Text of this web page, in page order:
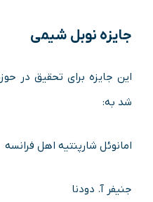
جایزه نوبل شیمی
این جایزه برای تحقیق در
شد به:
امانوئل شارپنتیه اهل فرانسه
جنیفر آ. دودنا